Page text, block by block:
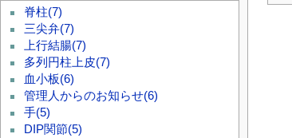
脊柱(7)
三尖弁(7)
上行結腸(7)
多列円柱上皮(7)
血小板(6)
管理人からのお知らせ(6)
手(5)
DIP関節(5)